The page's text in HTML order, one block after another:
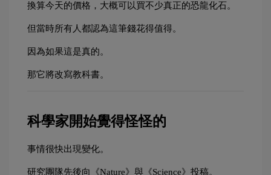
換算今天的價格，大概可以買不少真正的恐龍化石。
但當時所有人都認為這筆錢花得值得。
因為如果這是真的。
那它將改寫教科書。
科學家開始覺得怪怪的
事情很快出現變化。
研究團隊先後向《Nature》與《Science》投稿。